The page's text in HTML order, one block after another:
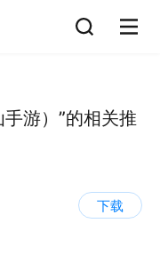
游）”的相关推
下载